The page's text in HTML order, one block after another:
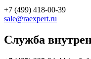
+7 (499) 418-00-39
sale@raexpert.ru
Служба